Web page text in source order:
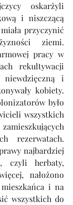
oskarżyli
i niszczącą
przyczynić
ziemi.
pracy w
rekultywacji
niewdzięczną i
kobiety.
było
wszystkich
rezerwatach.
najbardziej
czyli herbaty,
nałożono
i na
wszystkich do